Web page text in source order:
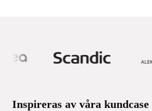
Inspireras av våra kundcase